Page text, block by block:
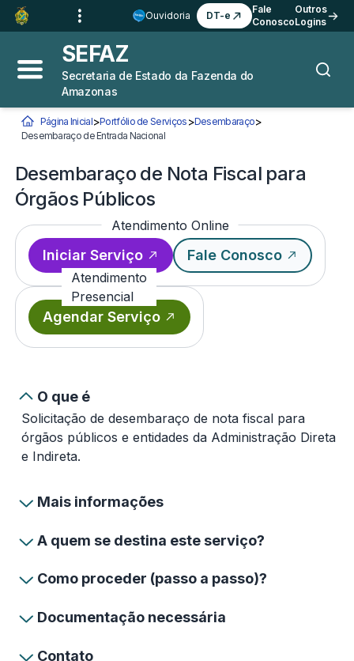
Ir para o
Conteúdo
Ir para a
Navegação 3
Ir para o
Rodapé 4
Ouvidoria DT-e
Fale
Conosco
Outros
Logins
Abrir menu principal
SEFAZ
Secretaria de Estado da Fazenda do
Amazonas
Você está aqui:
Página Inicial>Portfólio de Serviços >Desembaraço>
Desembaraço de Entrada NacionalDesembaraço de Nota Fiscal para Órgãos
Desembaraço de Nota Fiscal para
Órgãos Públicos
Atendimento Online
Iniciar Serviço Fale Conosco
Atendimento
Presencial
Agendar Serviço
O que é
Solicitação de desembaraço de nota fiscal para
órgãos públicos e entidades da Administração Direta
e Indireta.
Mais informações
A quem se destina este serviço?
Como proceder (passo a passo)?
Documentação necessária
Contato